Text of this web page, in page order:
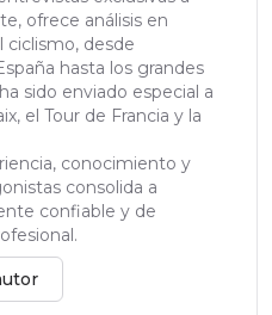
ofrece análisis en
desde
hasta los grandes
sido enviado especial a
el Tour de Francia y la
conocimiento y
consolida a
confiable y de